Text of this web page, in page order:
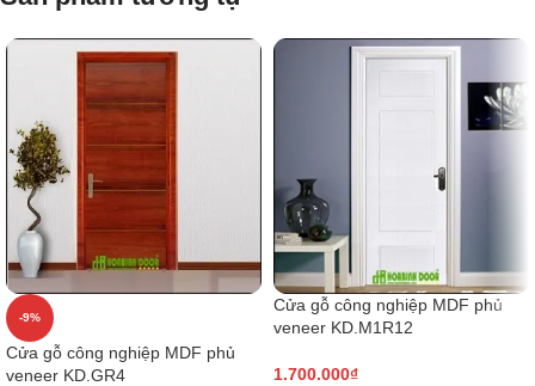
-9%
Cửa gỗ công nghiệp MDF phủ
veneer KD.GR4
Cửa gỗ công nghiệp MDF phủ
veneer KD.M1R12
1.700.000₫